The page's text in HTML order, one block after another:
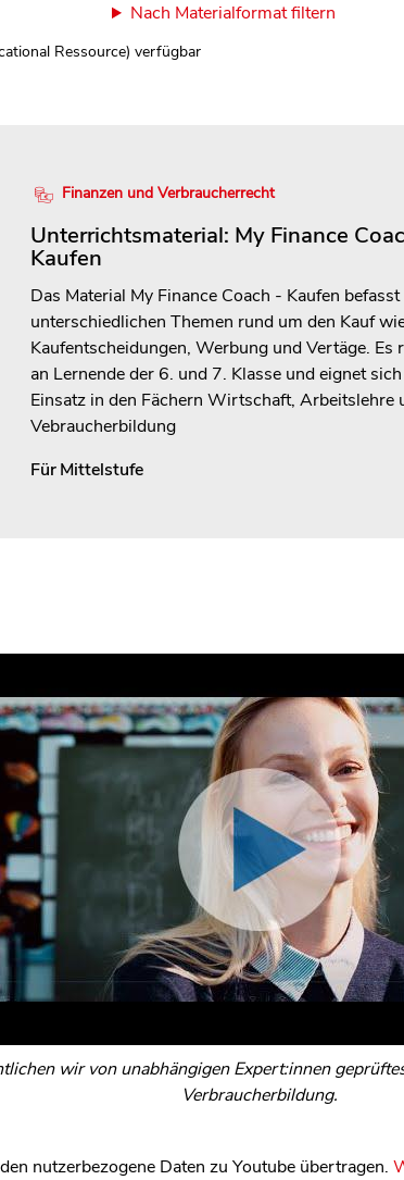
Nach Materialformat filtern
Ressource) verfügbar
Finanzen und Verbraucherrecht
Unterrichtsmaterial: My Finance
Kaufen
Das Material My Finance Coach - Kaufen
unterschiedlichen Themen rund um den Kauf
Kaufentscheidungen, Werbung und Vertäge. Es
an Lernende der 6. und 7. Klasse und eignet
Einsatz in den Fächern Wirtschaft, Arbeitslehre
Vebraucherbildung
FürMittelstufe
wir von unabhängigen Expert:innen
Verbraucherbildung.
nutzerbezogene Daten zu Youtube übertragen.